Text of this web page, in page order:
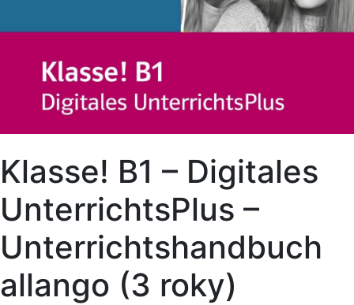
Klasse! B1 – Digitales
UnterrichtsPlus –
Unterrichtshandbuch
allango (3 roky)